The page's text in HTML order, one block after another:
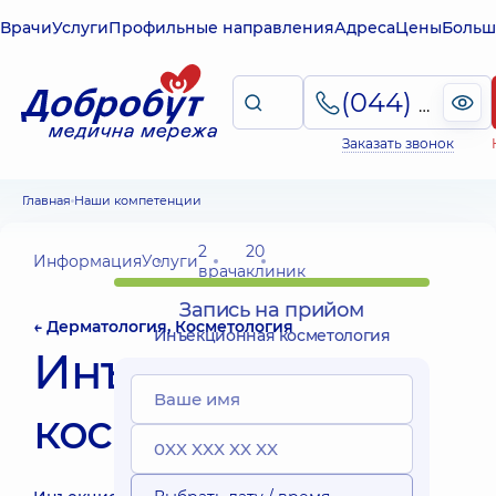
ВрачиУслугиПрофильные направленияАдресаЦены
(044) 495-2-888
Заказать звонок
Главная Наши компетенции
ИнформацияУслуги2
врача
20
клиник
← Дерматология, Косметология
Инъекционная
косметология
Запись на прийом
Инъекционная косметология